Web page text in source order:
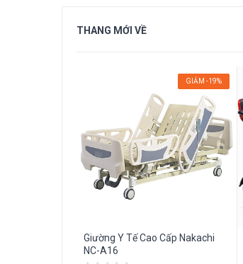
THANG MỚI VỀ
GIẢM -19%
Giường Y Tế Cao Cấp Nakachi
NC-A16